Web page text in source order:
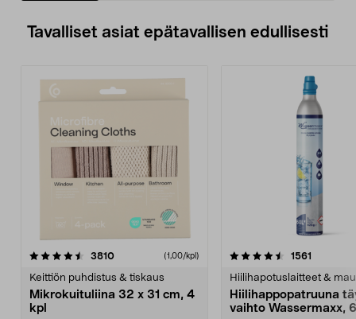
Tavalliset asiat epätavallisen edullisesti
3810arvostelut (1,00/kpl)
Keittiön puhdistus & tiskaus
Mikrokuituliina 32 x 31 cm, 4
kpl
4.5viidestä
1561
Hiilihapotuslaitteet &
Hiilihappopatruuna
vaihto Wassermaxx,
4.5viidestä